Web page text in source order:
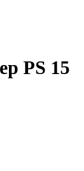
PS 15